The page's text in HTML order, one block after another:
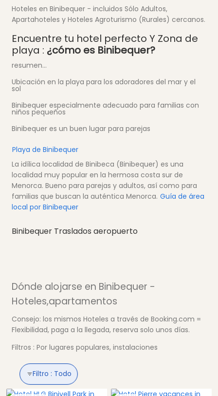
Hoteles en Binibequer - incluidos Sólo Adultos,
Apartahoteles y Hoteles Agroturismo (Rurales) cercanos.
Encuentre tu hotel perfecto Y Zona de
playa : ¿cómo es Binibequer?
resumen...
Ubicación en la playa para los adoradores del mar y el
sol
Binibequer especialmente adecuado para familias con
niños pequeños
Binibequer es un buen lugar para parejas
Playa de Binibequer
La idílica localidad de Binibeca (Binibequer) es una
localidad muy popular en la hermosa costa sur de
Menorca. Bueno para parejas y adultos, así como para
familias que buscan la auténtica Menorca. Guía de área
local por Binibequer
Binibequer Traslados aeropuerto
Dónde alojarse en Binibequer -
Hoteles,apartamentos
Consejo: los mismos Hoteles a través de Booking.com =
Flexibilidad, paga a la llegada, reserva solo unos días.
Filtros : Por lugares populares, instalaciones
Filtro : Todo